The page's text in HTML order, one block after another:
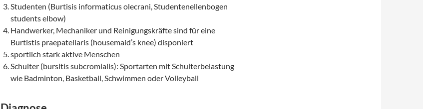
Studenten (Burtisis informaticus olecrani, Studentenellenbogen
students elbow)
Handwerker, Mechaniker und Reinigungskräfte sind für eine
Burtistis praepatellaris (housemaid’s knee) disponiert
sportlich stark aktive Menschen
Schulter (bursitis subcromialis): Sportarten mit Schulterbelastung
wie Badminton, Basketball, Schwimmen oder Volleyball